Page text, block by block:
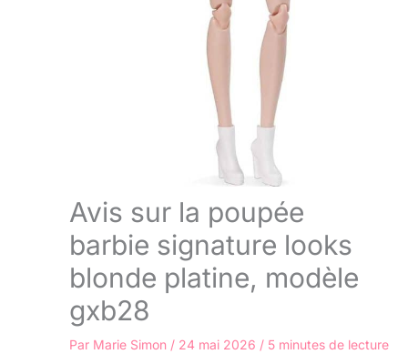
Avis sur la poupée
barbie signature looks
blonde platine, modèle
gxb28
Par Marie Simon / 24 mai 2026 / 5 minutes de lecture